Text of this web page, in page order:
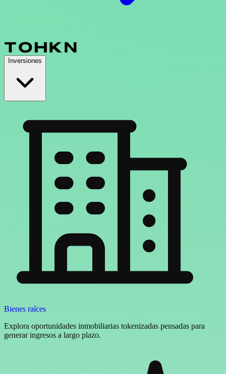
Inversiones
Bienes raíces
Explora oportunidades inmobiliarias tokenizadas pensadas para
generar ingresos a largo plazo.